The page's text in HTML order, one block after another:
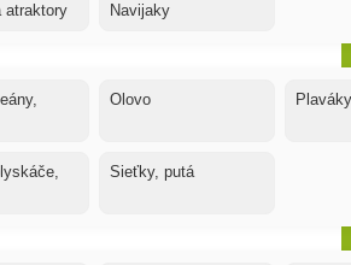
atraktory Navijaky
Olovo Plaváky
Sieťky, putá